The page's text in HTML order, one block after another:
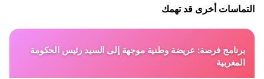
التماسات أخرى قد تهمك
برنامج فرصة: عريضة وطنية موجهة إلى السيد رئيس الحكومة
المغربية